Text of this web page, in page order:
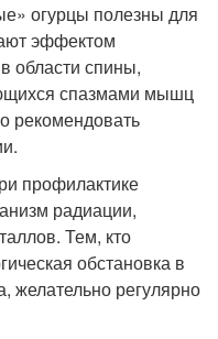
огурцы полезны для
эффектом
области спины,
спазмами мышц
рекомендовать
профилактике
радиации,
Тем, кто
обстановка в
желательно регулярно